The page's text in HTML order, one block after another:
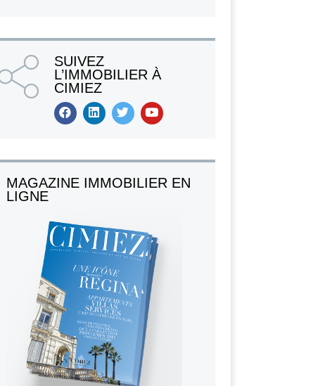
SUIVEZ
L’IMMOBILIER À
CIMIEZ
MAGAZINE IMMOBILIER EN
LIGNE